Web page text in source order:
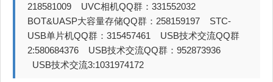
218581009 UVC相机QQ群：331552032
BOT&UASP大容量存储QQ群：258159197 STC-
USB单片机QQ群：315457461 USB技术交流QQ群
2:580684376 USB技术交流QQ群：952873936
USB技术交流3:1031974172